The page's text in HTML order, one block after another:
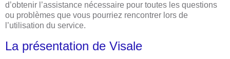
d’obtenir l’assistance nécessaire pour toutes les questions
ou problèmes que vous pourriez rencontrer lors de
l’utilisation du service.
La présentation de Visale